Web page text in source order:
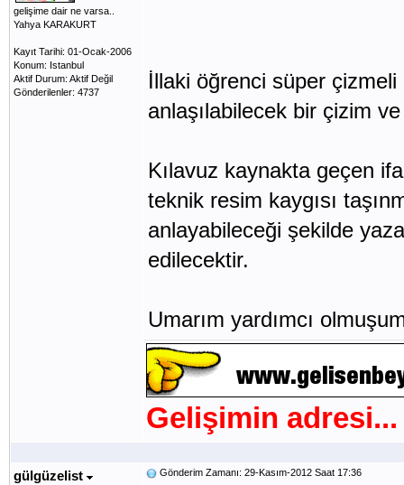
gelişime dair ne varsa..
Yahya KARAKURT
Kayıt Tarihi: 01-Ocak-2006
Konum: Istanbul
Aktif Durum: Aktif Değil
Gönderilenler: 4737
İllaki öğrenci süper
anlaşılabilecek bir çizim
Kılavuz kaynakta geçen
teknik resim kaygısı
anlayabileceği şekilde
edilecektir.
Umarım yardımcı
Gelişimin adresi...
gülgüzelist Gönderim Zamanı: 29-Kasım-2012 Saat 17:36